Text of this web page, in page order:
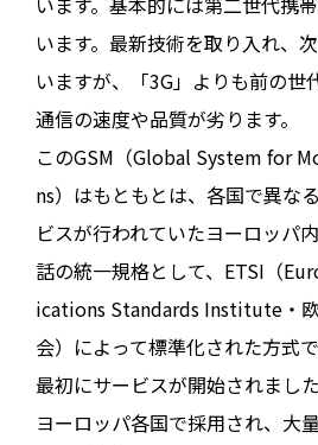
います。最新技術を取り入れ、
いますが、「3G」よりも前の世
通信の速度や品質が劣ります。
このGSM（Global System for
ns）はもともとは、各国で異な
ビスが行われていたヨーロッパ
話の統一規格として、ETSI（
ications Standards Institute・
会）によって標準化された方式
最初にサービスが開始されました
ヨーロッパ各国で採用され、大